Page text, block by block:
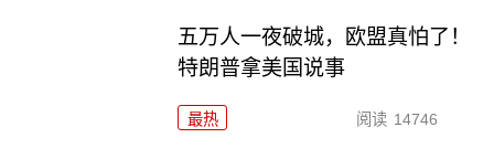
五万人一夜破城，欧盟真怕了！
特朗普拿美国说事
最热 阅读 14746